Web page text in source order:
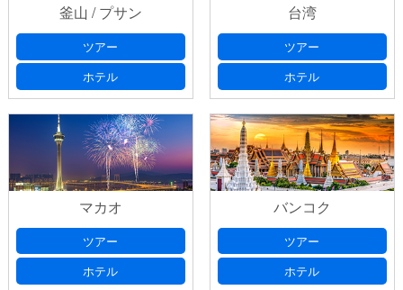
釜山 / プサン
ツアー
ホテル
台湾
ツアー
ホテル
マカオ
ツアー
ホテル
バンコク
ツアー
ホテル